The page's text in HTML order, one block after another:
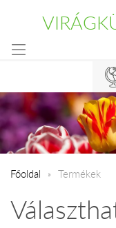
Főoldal Termékek